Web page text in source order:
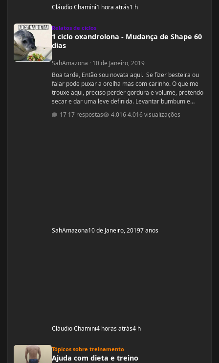
Cláudio Chamini1 hora atrás1 h
Relatos de ciclos
1 ciclo oxandrolona - Mudança de Shape 60
dias
SahAmazona · 10 de Janeiro, 2019
Boa tarde, Então sou novata aqui. Se fizer besteira ou
falar pode puxar a orelha mas com carinho. O que me
trouxe aqui, preciso perder gordura e volume, pretendo
secar e dar uma leve definida. Levantar bumbum e
secar barriguinha, ganha forma nas pernas, costas e
braços, mas nada muito musculoso ou a ponto de
17 respostas 4.016 visualizações
SahAmazona10 de Janeiro, 20197 anos
Cláudio Chamini4 horas atrás4 h
Tópicos sobre treinamento
Ajuda com dieta e treino